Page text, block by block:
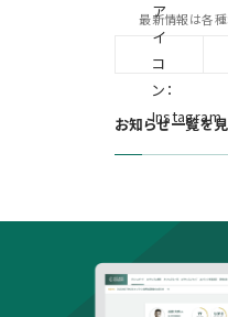
最新情報は各種
お知らせ一覧を